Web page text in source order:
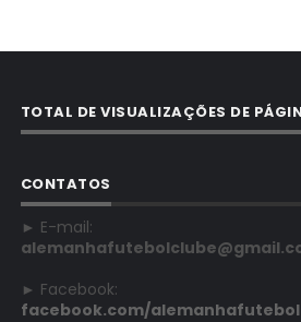
TOTAL DE VISUALIZAÇÕES DE
CONTATOS
► E-mail:
► Facebook:
facebook.com/